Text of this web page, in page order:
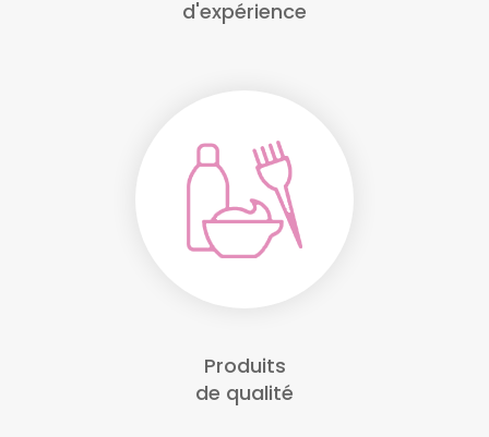
d'expérience
Produits
de qualité